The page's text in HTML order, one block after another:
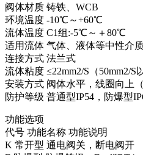
阀体材质 铸铁、WCB
环境温度 -10℃～+60℃
流体温度 C1组:-5℃～＋80℃
适用流体 气体、液体等中性介
连接方式 法兰式
流体粘度 ≤22mm2/S（50mm2/S
安装方式 阀体水平，线圈向上
防护等级 普通型IP54，防爆型
功能选项
代号 功能名称 功能说明
K 常开型 通电阀关，断电阀开